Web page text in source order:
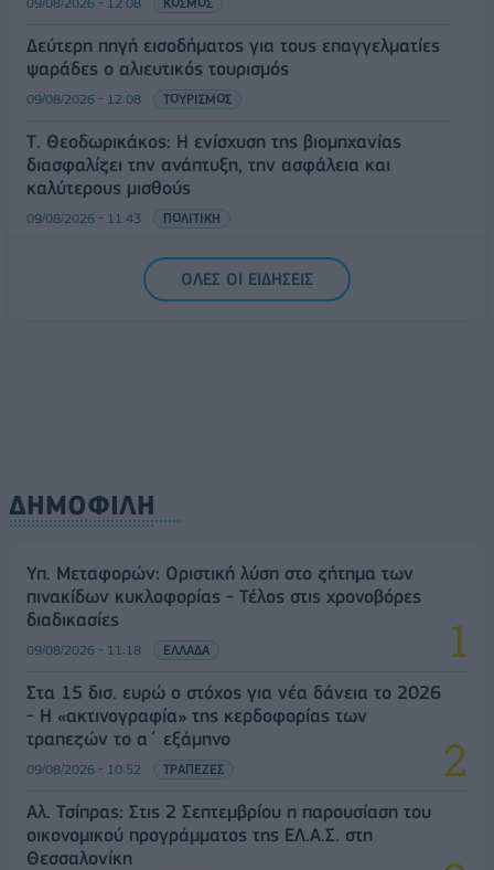
Δεύτερη πηγή εισοδήματος για τους επαγγελματίες
ψαράδες ο αλιευτικός τουρισμός
09/08/2026 - 12:08 ΤΟΥΡΙΣΜΟΣ
Τ. Θεοδωρικάκος: Η ενίσχυση της βιομηχανίας
διασφαλίζει την ανάπτυξη, την ασφάλεια και
καλύτερους μισθούς
09/08/2026 - 11:43 ΠΟΛΙΤΙΚΗ
Υπ. Μεταφορών: Οριστική λύση στο ζήτημα των
πινακίδων κυκλοφορίας - Τέλος στις χρονοβόρες
ΟΛΕΣ ΟΙ ΕΙΔΗΣΕΙΣ
ΔΗΜΟΦΙΛΗ
Υπ. Μεταφορών: Οριστική λύση στο ζήτημα των
πινακίδων κυκλοφορίας - Τέλος στις χρονοβόρες
διαδικασίες
09/08/2026 - 11:18 ΕΛΛΑΔΑ
Στα 15 δισ. ευρώ ο στόχος για νέα δάνεια το 2026
- Η «ακτινογραφία» της κερδοφορίας των
τραπεζών το α΄ εξάμηνο
09/08/2026 - 10:52 ΤΡΑΠΕΖΕΣ
Αλ. Τσίπρας: Στις 2 Σεπτεμβρίου η παρουσίαση του
οικονομικού προγράμματος της ΕΛ.Α.Σ. στη
Θεσσαλονίκη